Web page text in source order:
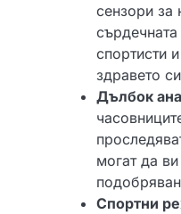
сензори за
спортисти
здравето
Дълбок
могат да
Спортни